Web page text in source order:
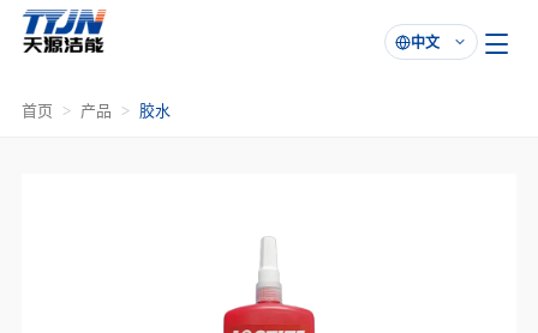

中文
首页 产品 胶水